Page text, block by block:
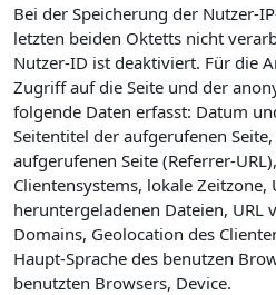
Bei der Speicherung der Nutzer-
letzten beiden Oktetts nicht
Nutzer-ID ist deaktiviert. Für die
Zugriff auf die Seite und der
folgende Daten erfasst: Datum
Seitentitel der aufgerufenen
aufgerufenen Seite (Referrer-
Clientensystems, lokale
heruntergeladenen Dateien, URL
Domains, Geolocation des
Haupt-Sprache des benutzen
benutzten Browsers, Device.